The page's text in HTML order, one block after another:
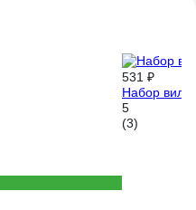
531 ₽
Набор
5
(3)